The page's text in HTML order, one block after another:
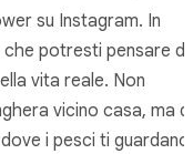
su Instagram. In
potresti pensare di
vita reale. Non
vicino casa, ma di
i pesci ti guardano